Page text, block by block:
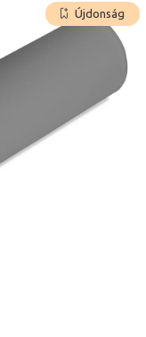
Újdonság